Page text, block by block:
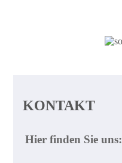
KONTAKT
Hier finden Sie uns: